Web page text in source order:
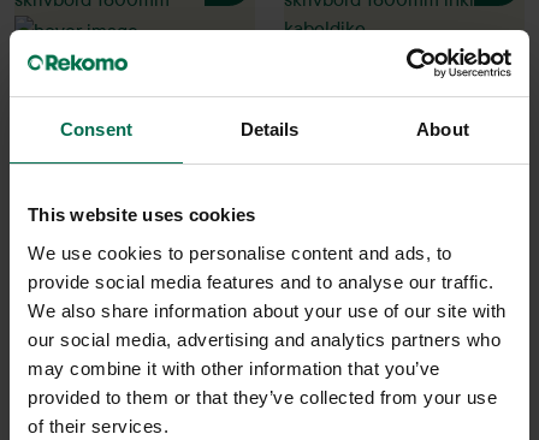
Consent Details About
This website uses cookies
We use cookies to personalise content and ads, to
provide social media features and to analyse our traffic.
We also share information about your use of our site with
our social media, advertising and analytics partners who
may combine it with other information that you’ve
provided to them or that they’ve collected from your use
of their services.
Begagnad
Höj- och sänkbart skrivbord
1600mm
2990 kr 3738 kr
Hyr från 101 /mån
200 i lager
Höj- och sänkbart skrivbord
1600mm inkl. kabeldike
3200 kr 3987 kr
Hyr från 108